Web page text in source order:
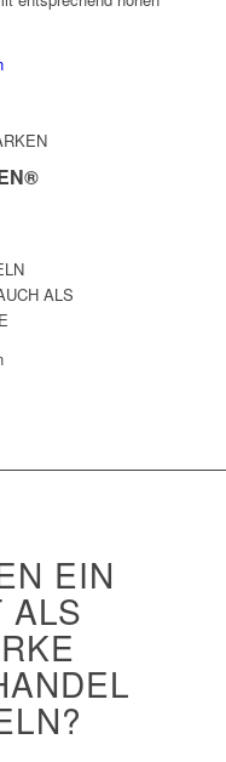
ALS
EIN
ALS